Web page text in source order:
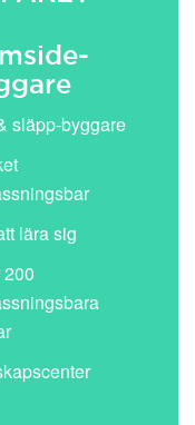
släpp-byggare
lära sig